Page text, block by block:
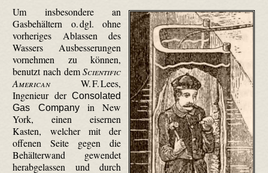
Um insbesondere an
Gasbehältern o. dgl. ohne
vorheriges Ablassen des
Wassers Ausbesserungen
vornehmen zu können,
benutzt nach demScientific
AmericanW. F. Lees,
Ingenieur derConsolated
Gas Companyin New
York, einen eisernen
Kasten, welcher mit der
offenen Seite gegen die
Behälterwand gewendet
herabgelassen und durch